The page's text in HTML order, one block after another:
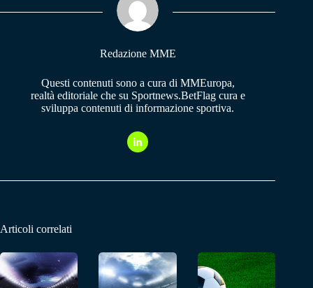
pp m
Redazione MME
Questi contenuti sono a cura di MMEuropa,
realtà editoriale che su Sportnews.BetFlag cura e
sviluppa contenuti di informazione sportiva.
Articoli correlati